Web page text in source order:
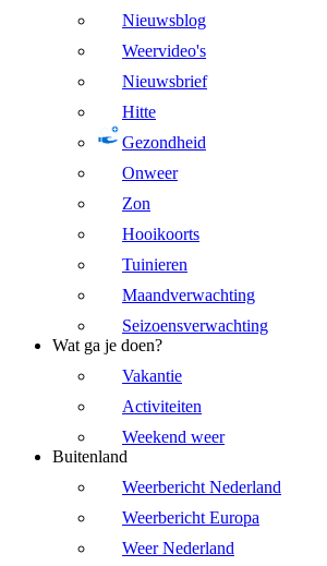
Nieuwsblog
Weervideo's
Nieuwsbrief
Hitte
Gezondheid
Onweer
Zon
Hooikoorts
Tuinieren
Maandverwachting
Seizoensverwachting
Wat ga je doen?
Vakantie
Activiteiten
Weekend weer
Buitenland
Weerbericht Nederland
Weerbericht Europa
Weer Nederland